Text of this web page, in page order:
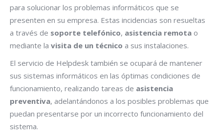
para solucionar los problemas informáticos que se
presenten en su empresa. Estas incidencias son resueltas
a través de soporte telefónico, asistencia remota o
mediante la visita de un técnico a sus instalaciones.
El servicio de Helpdesk también se ocupará de mantener
sus sistemas informáticos en las óptimas condiciones de
funcionamiento, realizando tareas de asistencia
preventiva, adelantándonos a los posibles problemas que
puedan presentarse por un incorrecto funcionamiento del
sistema.